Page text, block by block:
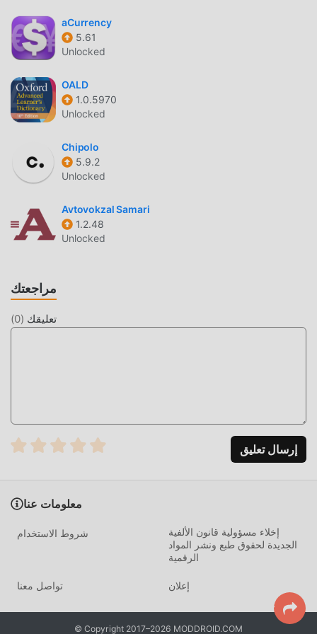
aCurrency
5.61
Unlocked
OALD
1.0.5970
Unlocked
Chipolo
5.9.2
Unlocked
Avtovokzal Samari
1.2.48
Unlocked
مراجعتك
تعليقك (
0
)
إرسال تعليق
معلومات عنا
شروط الاستخدام
إخلاء مسؤولية قانون الألفية
الجديدة لحقوق طبع ونشر المواد
الرقمية
تواصل معنا إعلان
© Copyright 2017–2026 MODDROID.COM